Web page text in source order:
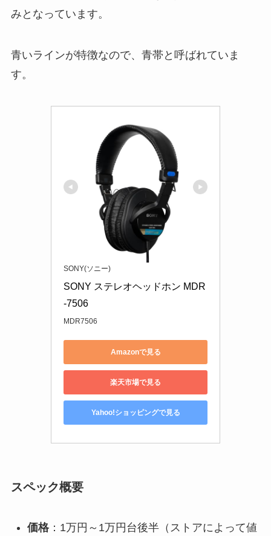
みとなっています。
青いラインが特徴なので、青帯と呼ばれていま
す。
SONY(ソニー)
SONY ステレオヘッドホン MDR
-7506
MDR7506
Amazonで見る
楽天市場で見る
Yahoo!ショッピングで見る
スペック概要
価格：1万円～1万円台後半（ストアによって値